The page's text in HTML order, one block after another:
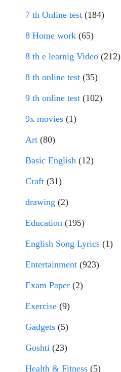
7 th Online test (184)
8 Home work (65)
8 th e learnig Video (212)
8 th online test (35)
9 th online test (102)
9x movies (1)
Art (80)
Basic English (12)
Craft (31)
drawing (2)
Education (195)
English Song Lyrics (1)
Entertainment (923)
Exam Paper (2)
Exercise (9)
Gadgets (5)
Goshti (23)
Health & Fitness (5)